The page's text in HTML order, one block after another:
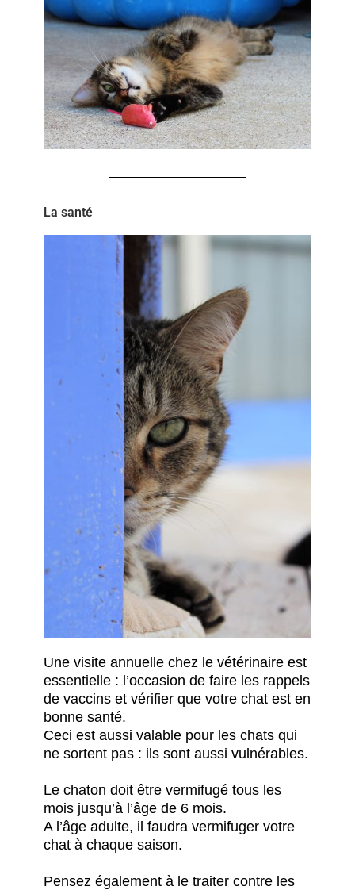
La santé
Une visite annuelle chez le vétérinaire est
essentielle : l’occasion de faire les rappels
de vaccins et vérifier que votre chat est en
bonne santé.
Ceci est aussi valable pour les chats qui
ne sortent pas : ils sont aussi vulnérables.
Le chaton doit être vermifugé tous les
mois jusqu’à l’âge de 6 mois.
A l’âge adulte, il faudra vermifuger votre
chat à chaque saison.
Pensez également à le traiter contre les